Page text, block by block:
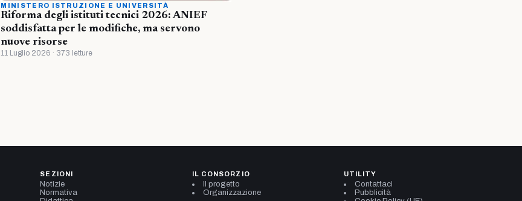
MINISTERO ISTRUZIONE E UNIVERSITÀ
Riforma degli istituti tecnici 2026: ANIEF
soddisfatta per le modifiche, ma servono
nuove risorse
11 Luglio 2026 · 373 letture
SEZIONI
Notizie
Normativa
IL CONSORZIO
Il progetto
Organizzazione
UTILITY
Contattaci
Pubblicità